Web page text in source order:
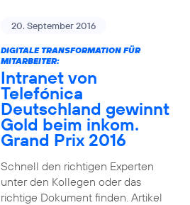
20. September 2016
DIGITALE TRANSFORMATION FÜR
MITARBEITER:
Intranet von
Telefónica
Deutschland gewinnt
Gold beim inkom.
Grand Prix 2016
Schnell den richtigen Experten
unter den Kollegen oder das
richtige Dokument finden. Artikel